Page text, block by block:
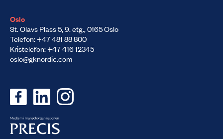
Oslo
St. Olavs Plass 5, 9. etg., 0165 Oslo
Telefon: +47 481 88 800
Kristelefon: +47 416 12345
oslo@gknordic.com